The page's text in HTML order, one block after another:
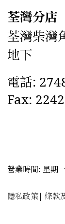
荃灣分店
荃灣柴灣
地下
電話:
Fax:
營業時間: 星期
隱私政策| 條款